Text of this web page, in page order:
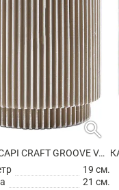
search
КАШПО CAPI CRAFT GROOVE VASE CYLINDER IVORY
19 см.
21 см.